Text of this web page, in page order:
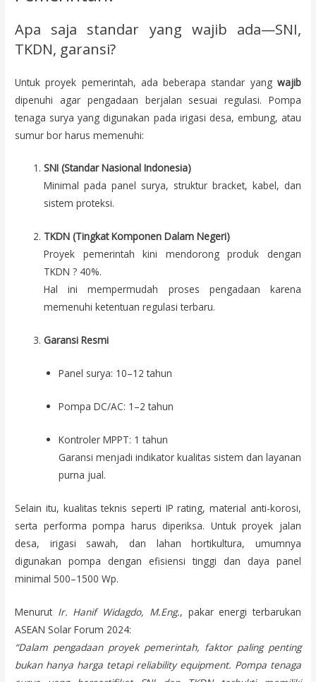
Apa saja standar yang wajib ada—SNI,
TKDN, garansi?
Untuk proyek pemerintah, ada beberapa standar yang wajib
dipenuhi agar pengadaan berjalan sesuai regulasi. Pompa
tenaga surya yang digunakan pada irigasi desa, embung, atau
sumur bor harus memenuhi:
SNI (Standar Nasional Indonesia)
Minimal pada panel surya, struktur bracket, kabel, dan
sistem proteksi.
TKDN (Tingkat Komponen Dalam Negeri)
Proyek pemerintah kini mendorong produk dengan
TKDN ? 40%.
Hal ini mempermudah proses pengadaan karena
memenuhi ketentuan regulasi terbaru.
Garansi Resmi
Panel surya: 10–12 tahun
Pompa DC/AC: 1–2 tahun
Kontroler MPPT: 1 tahun
Garansi menjadi indikator kualitas sistem dan layanan
purna jual.
Selain itu, kualitas teknis seperti IP rating, material anti-korosi,
serta performa pompa harus diperiksa. Untuk proyek jalan
desa, irigasi sawah, dan lahan hortikultura, umumnya
digunakan pompa dengan efisiensi tinggi dan daya panel
minimal 500–1500 Wp.
Menurut Ir. Hanif Widagdo, M.Eng., pakar energi terbarukan
ASEAN Solar Forum 2024:
“Dalam pengadaan proyek pemerintah, faktor paling penting
bukan hanya harga tetapi reliability equipment. Pompa tenaga